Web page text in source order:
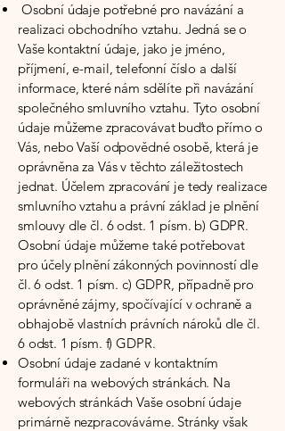
Osobní údaje potřebné pro navázání a
realizaci obchodního vztahu. Jedná se o
Vaše kontaktní údaje, jako je jméno,
příjmení, e-mail, telefonní číslo a další
informace, které nám sdělíte při navázání
společného smluvního vztahu. Tyto osobní
údaje můžeme zpracovávat buďto přímo o
Vás, nebo Vaší odpovědné osobě, která je
oprávněna za Vás v těchto záležitostech
jednat. Účelem zpracování je tedy realizace
smluvního vztahu a právní základ je plnění
smlouvy dle čl. 6 odst. 1 písm. b) GDPR.
Osobní údaje můžeme také potřebovat
pro účely plnění zákonných povinností dle
čl. 6 odst. 1 písm. c) GDPR, případně pro
oprávněné zájmy, spočívající v ochraně a
obhajobě vlastních právních nároků dle čl.
6 odst. 1 písm. f) GDPR.
Osobní údaje zadané v kontaktním
formuláři na webových stránkách. Na
webových stránkách Vaše osobní údaje
primárně nezpracováváme. Stránky však